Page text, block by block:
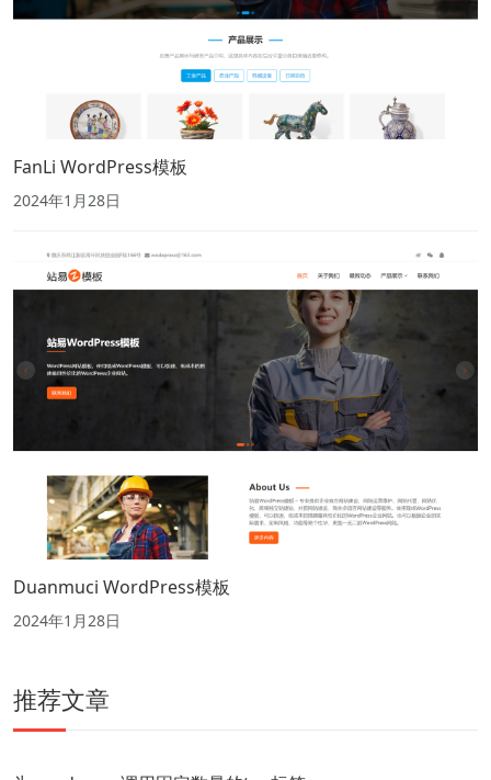
FanLi WordPress模板
2024年1月28日
Duanmuci WordPress模板
2024年1月28日
推荐文章